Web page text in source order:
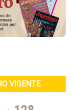
VIGENTE